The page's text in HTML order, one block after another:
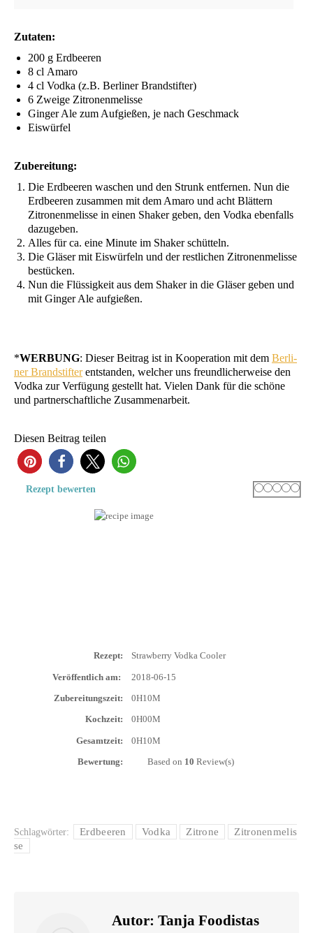
Zuta­ten:
200 g Erdbeeren
8 cl Amaro
4 cl Vod­ka (z.B. Ber­li­ner Brandstifter)
6 Zwei­ge Zitronenmelisse
Gin­ger Ale zum Auf­gie­ßen, je nach Geschmack
Eis­wür­fel
Zube­rei­tung:
Die Erd­bee­ren waschen und den Strunk ent­fer­nen. Nun die
Erd­bee­ren zusam­men mit dem Ama­ro und acht Blät­tern
Zitro­nen­me­lis­se in einen Shaker geben, den Vod­ka eben­falls
dazugeben.
Alles für ca. eine Minu­te im Shaker schütteln.
Die Glä­ser mit Eis­wür­feln und der rest­li­chen Zitro­nen­me­lis­se
bestücken.
Nun die Flüs­sig­keit aus dem Shaker in die Glä­ser geben und
mit Gin­ger Ale aufgießen.
*WERBUNG: Die­ser Bei­trag ist in Koope­ra­ti­on mit dem Ber­li­
ner Brand­stif­terent­stan­den, wel­cher uns freund­li­cher­wei­se den
Vod­ka zur Ver­fü­gung gestellt hat. Vie­len Dank für die schö­ne
und part­ner­schaft­li­che Zusammenarbeit.
Die­sen Bei­trag teilen
98
Rezept bewer­ten Rating
1 star
2 stars
3 stars
4 5
Rezept: Straw­ber­ry Vod­ka Cooler
Ver­öf­fent­lich am: 2018-06-15
Zube­rei­tungs­zeit: 0H10M
Koch­zeit: 0H00M
Gesamt­zeit: 0H10M
Bewer­tung: Based on 10 Review(s)
Schlagwörter: Erdbeeren Vodka Zitrone
Zitronenmelis
se
Autor: Tanja Foodistas